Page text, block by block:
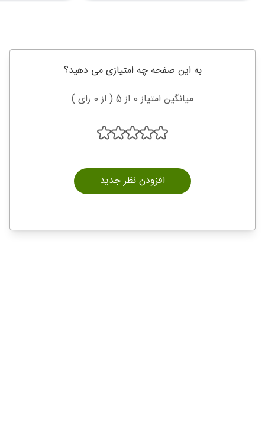
به این صفحه چه امتیازی می دهید؟
میانگین امتیاز 0 از 5 ( از 0 رای )
افزودن نظر جدید